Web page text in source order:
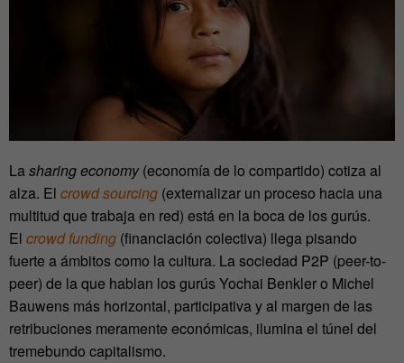
Lasharing economy(economía de lo compartido) cotiza al
alza. El crowd sourcing (externalizar un proceso hacia una
multitud que trabaja en red) está en la boca de los gurús.
El crowd funding (financiación colectiva) llega pisando
fuerte a ámbitos como la cultura. La sociedad P2P (peer-to-
peer) de la que hablan los gurús Yochai Benkler o Michel
Bauwens más horizontal, participativa y al margen de las
retribuciones meramente económicas, ilumina el túnel del
tremebundo capitalismo.